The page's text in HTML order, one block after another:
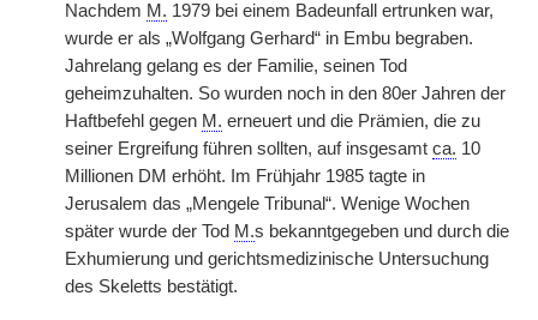
Nachdem M. 1979 bei einem Badeunfall ertrunken war,
wurde er als „Wolfgang Gerhard“ in Embu begraben.
Jahrelang gelang es der Familie, seinen Tod
geheimzuhalten. So wurden noch in den 80er Jahren der
Haftbefehl gegen M. erneuert und die Prämien, die zu
seiner Ergreifung führen sollten, auf insgesamt ca. 10
Millionen DM erhöht. Im Frühjahr 1985 tagte in
Jerusalem das „Mengele Tribunal“. Wenige Wochen
später wurde der Tod M.s bekanntgegeben und durch die
Exhumierung und gerichtsmedizinische Untersuchung
des Skeletts bestätigt.